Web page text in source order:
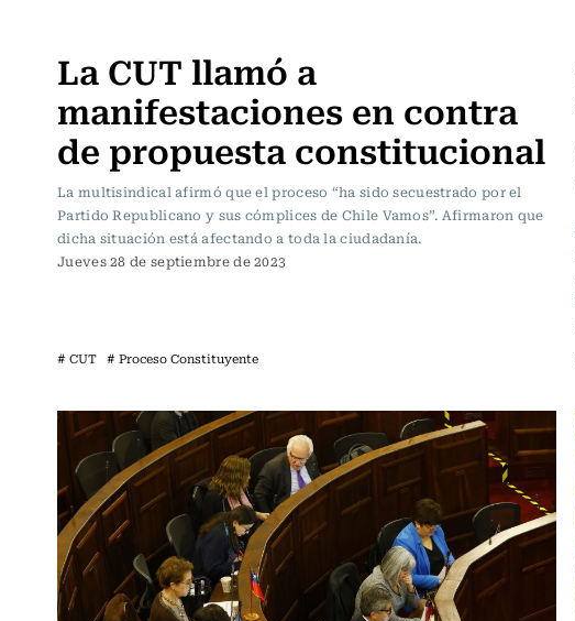
La CUT llamó a
manifestaciones en contra
de propuesta constitucional
La multisindical afirmó que el proceso “ha sido secuestrado por el
Partido Republicano y sus cómplices de Chile Vamos”. Afirmaron que
dicha situación está afectando a toda la ciudadanía.
Jueves 28 de septiembre de 2023
# CUT # Proceso Constituyente